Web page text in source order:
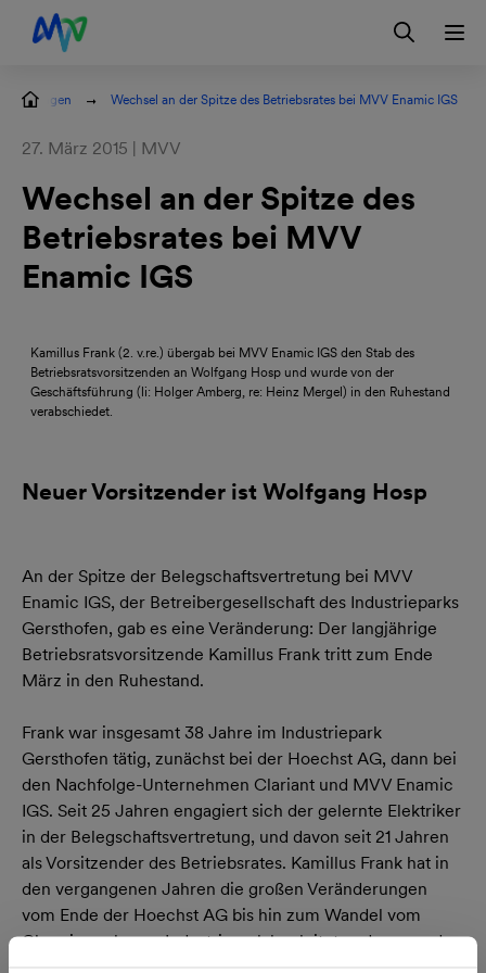
Zur Hauptnavigation springen
Zum Hauptinhalt springen
Zur Footernavigation springen
Kontakt EN Login
Wechsel an der Spitze des Betriebsrates bei MVV Enamic IGS
27. März 2015 | MVV
Wechsel an der Spitze des
Betriebsrates bei MVV
Enamic IGS
Kamillus Frank (2. v.re.) übergab bei MVV Enamic IGS den Stab des
Betriebsratsvorsitzenden an Wolfgang Hosp und wurde von der
Geschäftsführung (li: Holger Amberg, re: Heinz Mergel) in den Ruhestand
verabschiedet.
Neuer Vorsitzender ist Wolfgang Hosp
An der Spitze der Belegschaftsvertretung bei MVV
Enamic IGS, der Betreibergesellschaft des Industrieparks
Gersthofen, gab es eine Veränderung: Der langjährige
Betriebsratsvorsitzende Kamillus Frank tritt zum Ende
März in den Ruhestand.
Frank war insgesamt 38 Jahre im Industriepark
Gersthofen tätig, zunächst bei der Hoechst AG, dann bei
den Nachfolge-Unternehmen Clariant und MVV Enamic
IGS. Seit 25 Jahren engagiert sich der gelernte Elektriker
in der Belegschaftsvertretung, und davon seit 21 Jahren
als Vorsitzender des Betriebsrates. Kamillus Frank hat in
den vergangenen Jahren die großen Veränderungen
vom Ende der Hoechst AG bis hin zum Wandel vom
Chemiewerk zum Industriepark begleitet und war an den